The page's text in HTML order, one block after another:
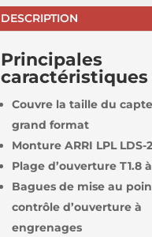
DESCRIPTION
Principales
caractéristiques
Couvre la taille du
grand format
Monture ARRI LPL LDS-2
Plage d’ouverture T1.8
Bagues de mise au
contrôle d’ouverture à
engrenages